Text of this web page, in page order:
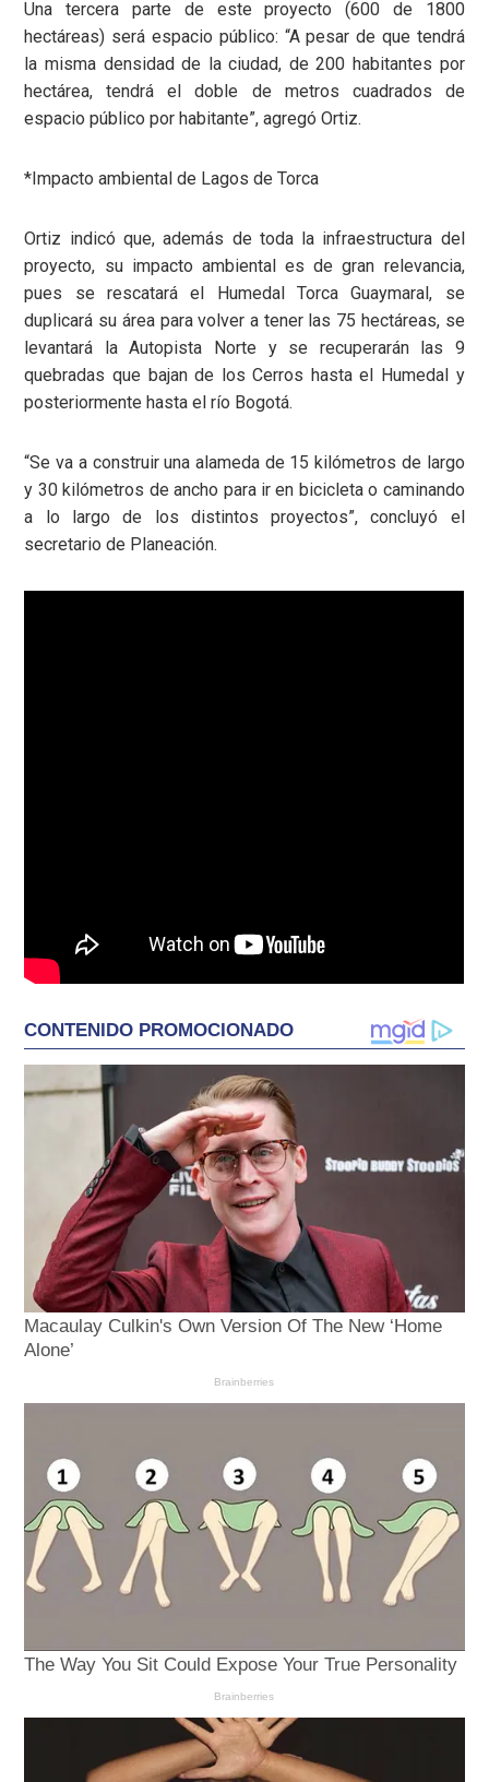
Una tercera parte de este proyecto (600 de 1800
hectáreas) será espacio público: “A pesar de que tendrá
la misma densidad de la ciudad, de 200 habitantes por
hectárea, tendrá el doble de metros cuadrados de
espacio público por habitante”, agregó Ortiz.
*Impacto ambiental de Lagos de Torca
Ortiz indicó que, además de toda la infraestructura del
proyecto, su impacto ambiental es de gran relevancia,
pues se rescatará el Humedal Torca Guaymaral, se
duplicará su área para volver a tener las 75 hectáreas, se
levantará la Autopista Norte y se recuperarán las 9
quebradas que bajan de los Cerros hasta el Humedal y
posteriormente hasta el río Bogotá.
“Se va a construir una alameda de 15 kilómetros de largo
y 30 kilómetros de ancho para ir en bicicleta o caminando
a lo largo de los distintos proyectos”, concluyó el
secretario de Planeación.